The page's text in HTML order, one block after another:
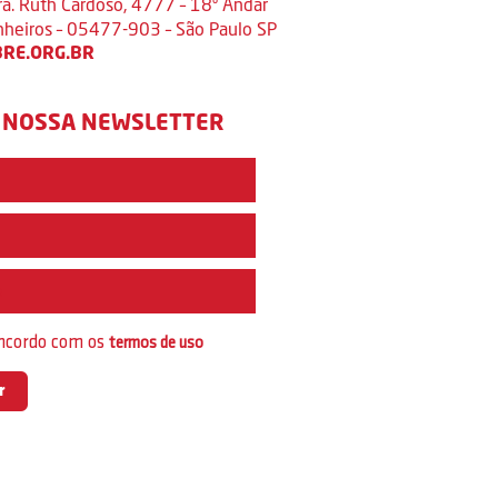
– 05477-903 – São Paulo SP
NEWSLETTER
com ostermos de uso